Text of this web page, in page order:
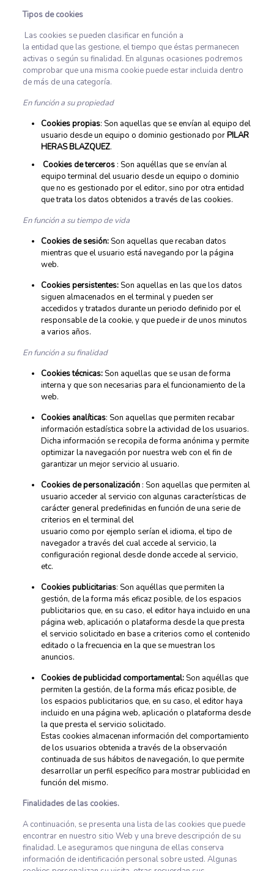
Tipos de cookies
Las cookies se pueden clasificar en función a
la entidad que las gestione, el tiempo que éstas permanecen
activas o según su finalidad. En algunas ocasiones podremos
comprobar que una misma cookie puede estar incluida dentro
de más de una categoría.
En función a su propiedad
Cookies propias: Son aquellas que se envían al equipo del
usuario desde un equipo o dominio gestionado porPILAR
HERAS BLAZQUEZ.
Cookies de terceros : Son aquéllas que se envían al
equipo terminal del usuario desde un equipo o dominio
que no es gestionado por el editor, sino por otra entidad
que trata los datos obtenidos a través de las cookies.
En función a su tiempo de vida
Cookies de sesión: Son aquellas que recaban datos
mientras que el usuario está navegando por la página
web.
Cookies persistentes: Son aquellas en las que los datos
siguen almacenados en el terminal y pueden ser
accedidos y tratados durante un periodo definido por el
responsable de la cookie, y que puede ir de unos minutos
a varios años.
En función a su finalidad
Cookies técnicas: Son aquellas que se usan de forma
interna y que son necesarias para el funcionamiento de la
web.
Cookies analíticas: Son aquellas que permiten recabar
información estadística sobre la actividad de los usuarios.
Dicha información se recopila de forma anónima y permite
optimizar la navegación por nuestra web con el fin de
garantizar un mejor servicio al usuario.
Cookies de personalización : Son aquellas que permiten al
usuario acceder al servicio con algunas características de
carácter general predefinidas en función de una serie de
criterios en el terminal del
usuario como por ejemplo serían el idioma, el tipo de
navegador a través del cual accede al servicio, la
configuración regional desde donde accede al servicio,
etc.
Cookies publicitarias: Son aquéllas que permiten la
gestión, de la forma más eficaz posible, de los espacios
publicitarios que, en su caso, el editor haya incluido en una
página web, aplicación o plataforma desde la que presta
el servicio solicitado en base a criterios como el contenido
editado o la frecuencia en la que se muestran los
anuncios.
Cookies de publicidad comportamental: Son aquéllas que
permiten la gestión, de la forma más eficaz posible, de
los espacios publicitarios que, en su caso, el editor haya
incluido en una página web, aplicación o plataforma desde
la que presta el servicio solicitado.
Estas cookies almacenan información del comportamiento
de los usuarios obtenida a través de la observación
continuada de sus hábitos de navegación, lo que permite
desarrollar un perfil específico para mostrar publicidad en
función del mismo.
Finalidades de las cookies.
A continuación, se presenta una lista de las cookies que puede
encontrar en nuestro sitio Web y una breve descripción de su
finalidad. Le aseguramos que ninguna de ellas conserva
información de identificación personal sobre usted. Algunas